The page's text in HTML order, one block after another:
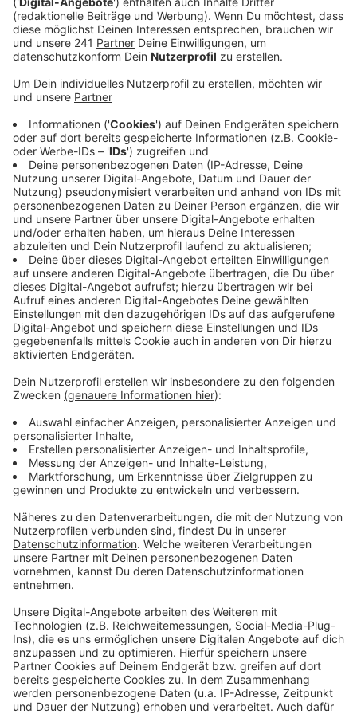
bräuchten jetzt wieder eine längere Regenphase,
um nicht abzusterben.
Veröffentlicht:Dienstag, 27.06.2023 14:46
Auch die Waldbrandgefahr ist weiterhin hoch.
Deswegen verweist der Förster nochmal besonders
auf das wichtige Rauchverbot in den Wäldern. Unsere
Feuerwehr ist auf mögliche Brände gut vorbereitet -
sie hat ihre Flotte von Löschfahrzeugen schon
frühzeitig ausgebaut.
Anzeige
Weitere Meldungen aus Leverkusen
Marktgespräche mit Leverkusens Oberbürgermeister
verschoben
Gemeinsame Recherche: Leverkusener Chempark-
Betreiber und ausländische Rentenfonds
Leverkusen-Schlebusch: KVB Linie 4 für Bauarbeiten
getrennt
Anzeige
Anzeige